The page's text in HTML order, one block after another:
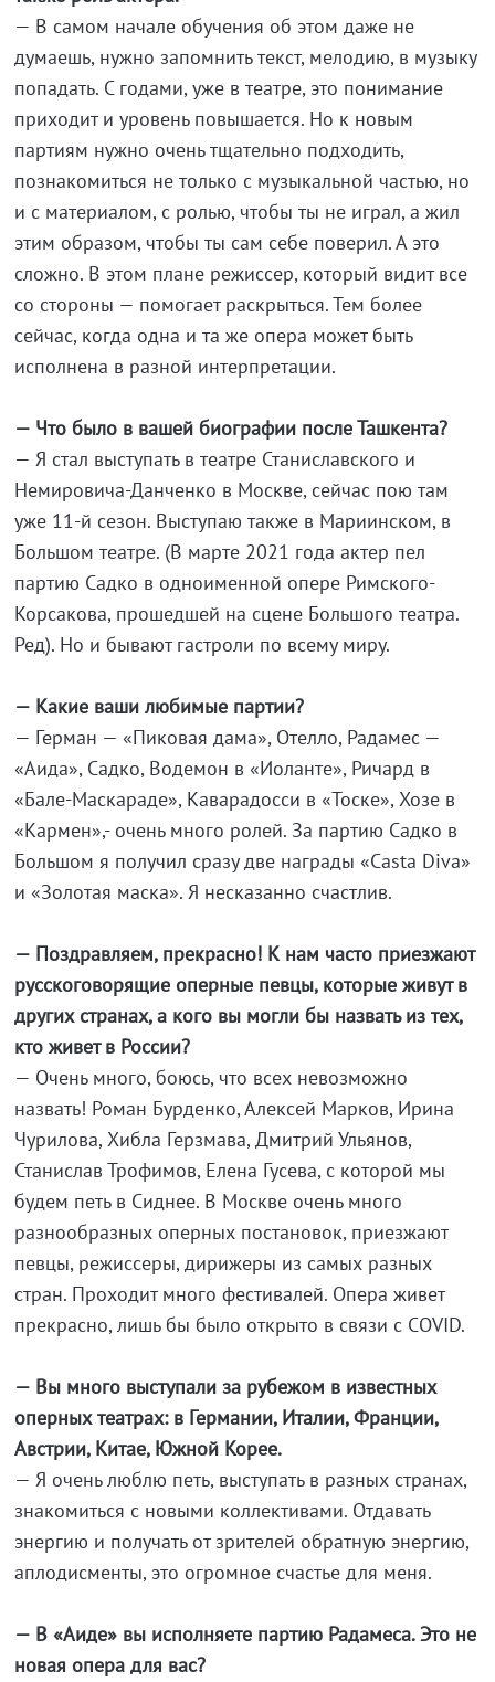
— В самом начале обучения об этом даже не
думаешь, нужно запомнить текст, мелодию, в музыку
попадать. С годами, уже в театре, это понимание
приходит и уровень повышается. Но к новым
партиям нужно очень тщательно подходить,
познакомиться не только с музыкальной частью, но
и с материалом, с ролью, чтобы ты не играл, а жил
этим образом, чтобы ты сам себе поверил. А это
сложно. В этом плане режиссер, который видит все
со стороны — помогает раскрыться. Тем более
сейчас, когда одна и та же опера может быть
исполнена в разной интерпретации.
— Что было в вашей биографии после Ташкента?
— Я стал выступать в театре Станиславского и
Немировича-Данченко в Москве, сейчас пою там
уже 11-й сезон. Выступаю также в Мариинском, в
Большом театре. (В марте 2021 года актер пел
партию Садко в одноименной опере Римского-
Корсакова, прошедшей на сцене Большого театра.
Ред). Но и бывают гастроли по всему миру.
— Какие ваши любимые партии?
— Герман — «Пиковая дама», Отелло, Радамес —
«Аида», Садко, Водемон в «Иоланте», Ричард в
«Бале-Маскараде», Каварадосси в «Тоске», Хозе в
«Кармен»,- очень много ролей. За партию Садко в
Большом я получил сразу две награды «Casta Diva»
и «Золотая маска». Я несказанно счастлив.
— Поздравляем, прекрасно! К нам часто приезжают
русскоговорящие оперные певцы, которые живут в
других странах, а кого вы могли бы назвать из тех,
кто живет в России?
— Очень много, боюсь, что всех невозможно
назвать! Роман Бурденко, Алексей Марков, Ирина
Чурилова, Хибла Герзмава, Дмитрий Ульянов,
Станислав Трофимов, Елена Гусева, с которой мы
будем петь в Сиднее. В Москве очень много
разнообразных оперных постановок, приезжают
певцы, режиссеры, дирижеры из самых разных
стран. Проходит много фестивалей. Опера живет
прекрасно, лишь бы было открыто в связи с COVID.
— Вы много выступали за рубежом в известных
оперных театрах: в Германии, Италии, Франции,
Австрии, Китае, Южной Корее.
— Я очень люблю петь, выступать в разных странах,
знакомиться с новыми коллективами. Отдавать
энергию и получать от зрителей обратную энергию,
аплодисменты, это огромное счастье для меня.
— В «Аиде» вы исполняете партию Радамеса. Это не
новая опера для вас?